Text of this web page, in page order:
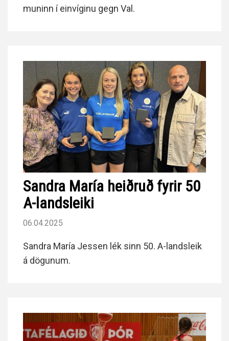
muninn í einvíginu gegn Val.
Sandra María heiðruð fyrir 50
A-landsleiki
06.04.2025
Sandra María Jessen lék sinn 50. A-landsleik
á dögunum.